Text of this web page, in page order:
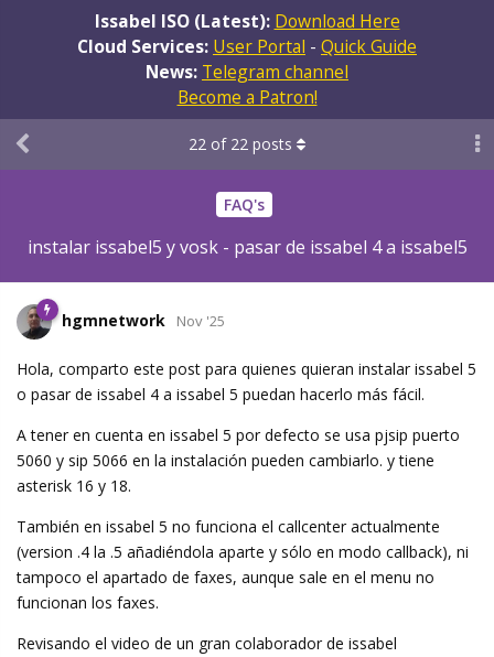
Issabel ISO (Latest): Download Here
Cloud Services: User Portal - Quick Guide
News: Telegram channel
Become a Patron!
FAQ's
instalar issabel5 y vosk - pasar de issabel 4 a issabel5
22 of 22 posts
hgmnetwork Nov '25
Hola, comparto este post para quienes quieran instalar issabel 5
o pasar de issabel 4 a issabel 5 puedan hacerlo más fácil.
A tener en cuenta en issabel 5 por defecto se usa pjsip puerto
5060 y sip 5066 en la instalación pueden cambiarlo. y tiene
asterisk 16 y 18.
También en issabel 5 no funciona el callcenter actualmente
(version .4 la .5 añadiéndola aparte y sólo en modo callback), ni
tampoco el apartado de faxes, aunque sale en el menu no
funcionan los faxes.
Revisando el video de un gran colaborador de issabel